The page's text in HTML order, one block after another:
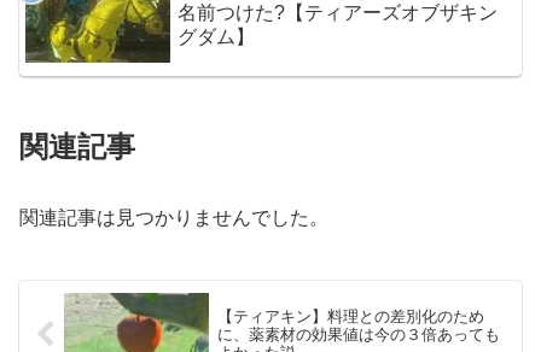
名前つけた?【ティアーズオブザキン
グダム】
関連記事
関連記事は見つかりませんでした。
【ティアキン】料理との差別化のため
に、薬素材の効果値は今の３倍あっても